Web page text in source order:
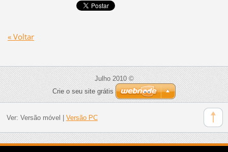
« Voltar
Julho 2010 ©
Crie o seu site grátis
Ver: Versão móvel Versão PC